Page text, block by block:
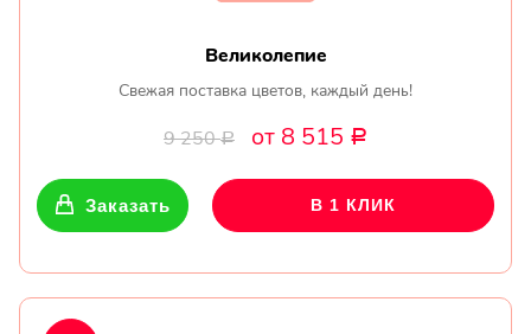
Великолепие
Свежая поставка цветов, каждый день!
9 250Р от 8 515 Р
Заказать В 1 КЛИК